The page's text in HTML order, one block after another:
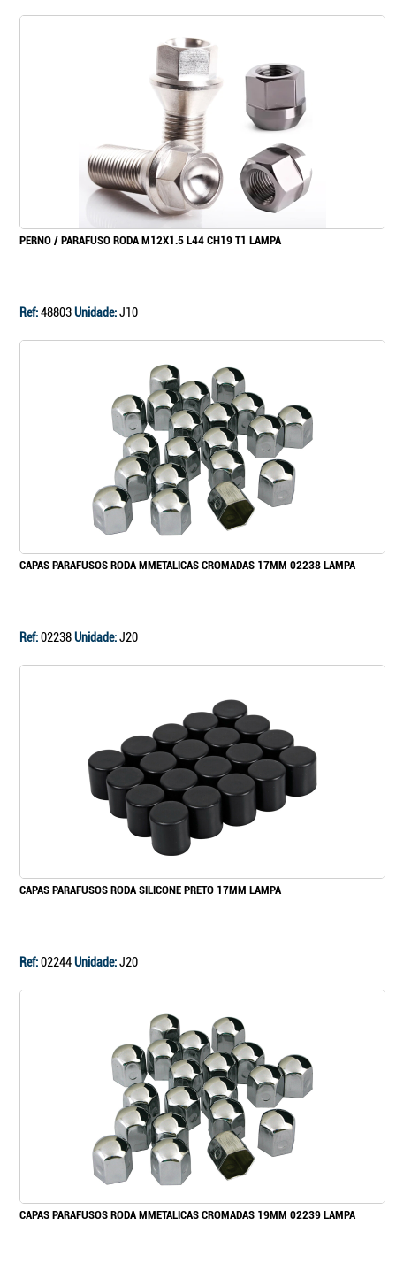
PERNO / PARAFUSO RODA M12X1.5 L44 CH19 T1 LAMPA
Ref:48803Unidade:J10
CAPAS PARAFUSOS RODA MMETALICAS CROMADAS 17MM 02238 LAMPA
Ref:02238Unidade:J20
CAPAS PARAFUSOS RODA SILICONE PRETO 17MM LAMPA
Ref:02244Unidade:J20
CAPAS PARAFUSOS RODA MMETALICAS CROMADAS 19MM 02239 LAMPA